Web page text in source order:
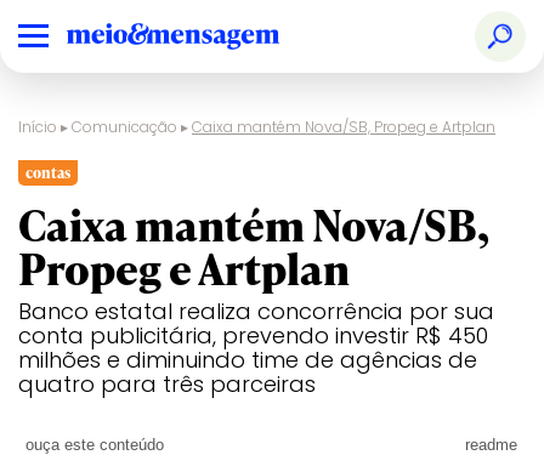
Início ▸Comunicação ▸Caixa mantém Nova/SB, Propeg e Artplan
contas
Caixa mantém Nova/SB,
Propeg e Artplan
Banco estatal realiza concorrência por sua
conta publicitária, prevendo investir R$ 450
milhões e diminuindo time de agências de
quatro para três parceiras
ouça este conteúdo readme